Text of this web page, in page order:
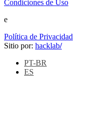
Condiciones de Uso
e
Política de Privacidad
Sitio por: hacklab/
PT-BR
ES